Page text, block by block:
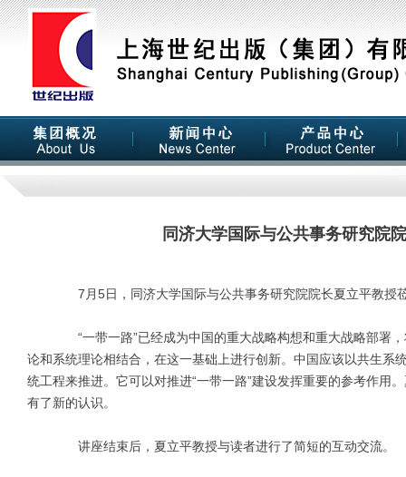
同济大学国际与公共事务研究院
7月5日，同济大学国际与公共事务研究院院长夏立平教授莅
“一带一路”已经成为中国的重大战略构想和重大战略部署，将
论和系统理论相结合，在这一基础上进行创新。中国应该以共生系
统工程来推进。它可以对推进“一带一路”建设发挥重要的参考作用
有了新的认识。
讲座结束后，夏立平教授与读者进行了简短的互动交流。